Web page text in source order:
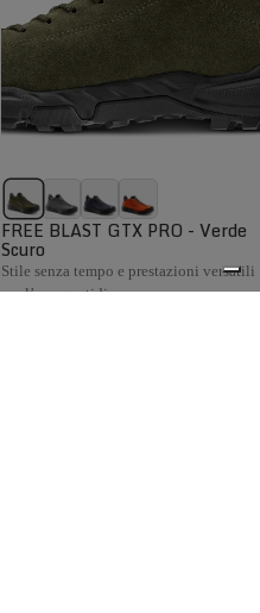
FREE BLAST GTX PRO - Verde
Scuro
Stile senza tempo e prestazioni versatili
per l’uso quotidiano